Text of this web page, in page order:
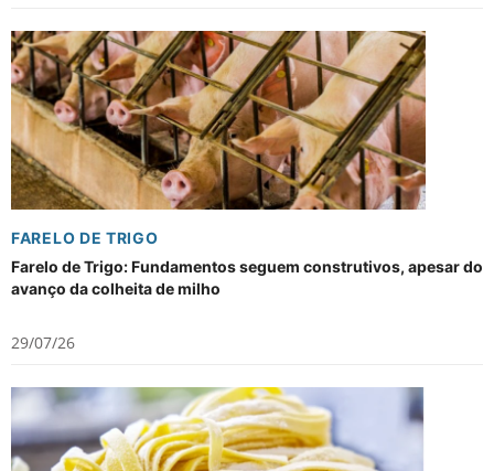
FARELO DE TRIGO
Farelo de Trigo: Fundamentos seguem construtivos, apesar do
avanço da colheita de milho
29/07/26